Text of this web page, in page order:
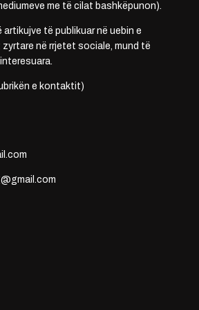
me të cilat bashkëpunon).
të publikuar në uebin e
në rrjetet sociale, mund të
e kontaktit)